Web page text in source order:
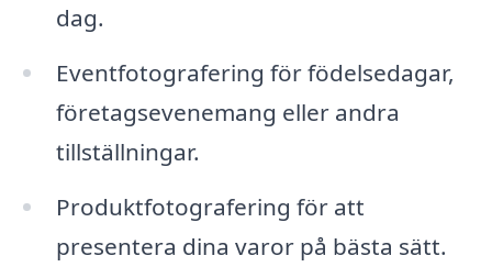
dag.
Eventfotografering för födelsedagar,
företagsevenemang eller andra
tillställningar.
Produktfotografering för att
presentera dina varor på bästa sätt.